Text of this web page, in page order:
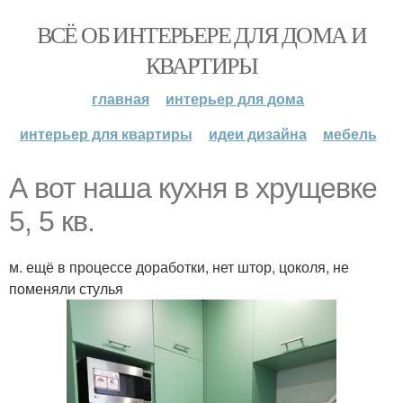
ВСЁ ОБ ИНТЕРЬЕРЕ ДЛЯ ДОМА И
КВАРТИРЫ
главная
интерьер для дома
интерьер для квартиры
идеи дизайна мебель
А вот наша кухня в хрущевке
5, 5 кв.
м. ещё в процессе доработки, нет штор, цоколя, не
поменяли стулья